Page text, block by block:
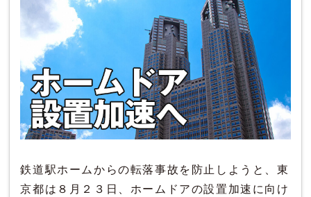
鉄道駅ホームからの転落事故を防止しようと、東
京都は８月２３日、ホームドアの設置加速に向け